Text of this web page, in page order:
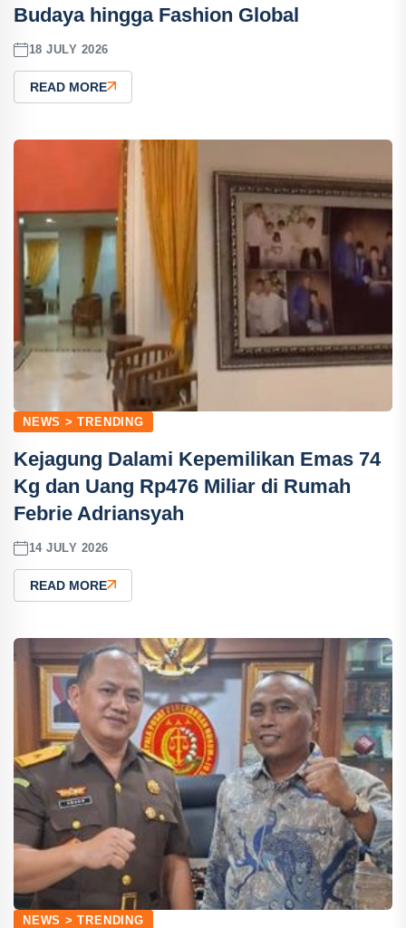
Budaya hingga Fashion Global
18 JULY 2026
READ MORE
NEWS > TRENDING
Kejagung Dalami Kepemilikan Emas 74
Kg dan Uang Rp476 Miliar di Rumah
Febrie Adriansyah
14 JULY 2026
READ MORE
NEWS > TRENDING